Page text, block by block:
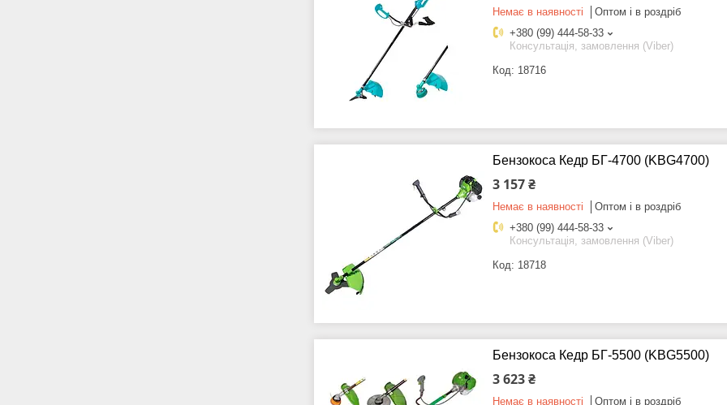
Немає в наявності
Оптом і в роздріб
+380 (99) 444-58-33
Консультація, замовлення (Viber)
18716
Бензокоса Кедр БГ-4700 (KBG4700)
3 157 ₴
Немає в наявності
Оптом і в роздріб
+380 (99) 444-58-33
Консультація, замовлення (Viber)
18718
Бензокоса Кедр БГ-5500 (KBG5500)
3 623 ₴
Немає в наявності Оптом і в роздріб